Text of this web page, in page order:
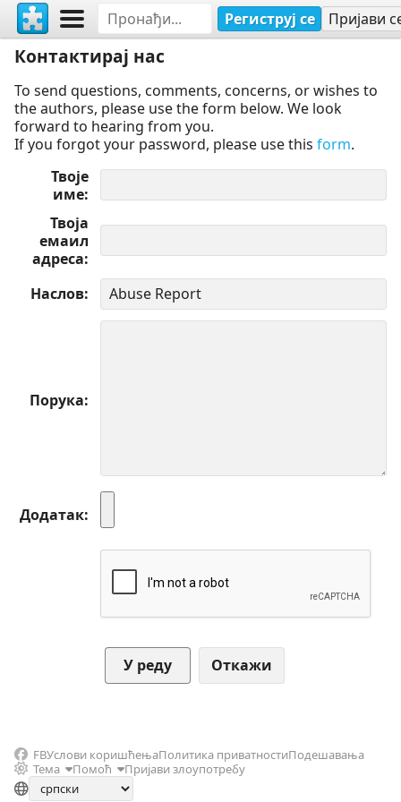
Региструј се Пријави
Контактирај нас
To send questions, comments, concerns, or wishes to
the authors, please use the form below. We look
forward to hearing from you.
If you forgot your password, please use this form.
Твоје
име
Твоја
емаил
адреса
Наслов
Порука
Додатак
Откажи
FBУслови коришћењаПолитика приватностиПодешавања
Тема
Помоћ Пријави злоупотребу